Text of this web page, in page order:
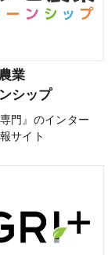
業
シップ
専門』のインター
サイト